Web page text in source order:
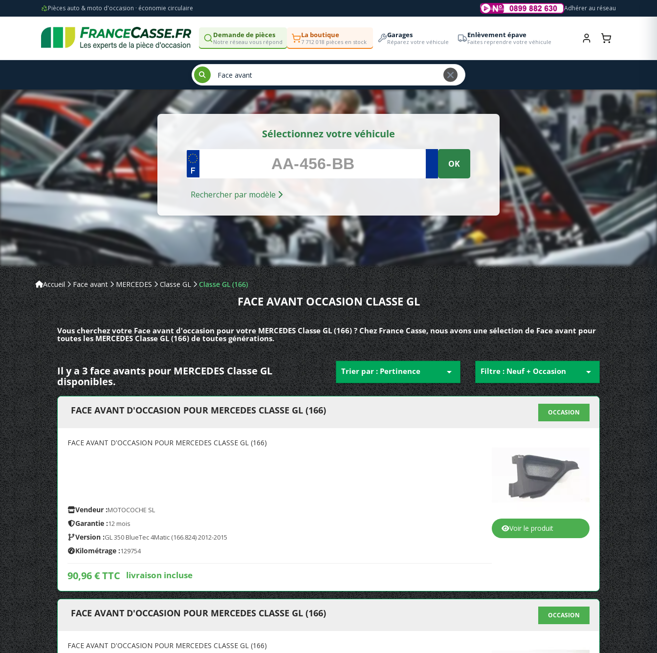
Pièces auto & moto d'occasion · économie circulaire Adhérer au réseau
Demande de pièces
Notre réseau vous répond
La boutique
7 712 018 pièces en stock
Garages
Réparez votre véhicule
Enlèvement épave
Faites reprendre votre véhicule
Sélectionnez votre véhicule
OK
Rechercher par modèle
Accueil Face avant MERCEDES Classe GL Classe GL (166)
FACE AVANT OCCASION CLASSE GL
Vous cherchez votre Face avant d'occasion pour votre MERCEDES Classe GL (166) ? Chez France Casse, nous avons une sélection de Face avant pour
toutes les MERCEDES Classe GL (166) de toutes générations.
Il y a 3 face avants pour MERCEDES Classe GL
disponibles.
Trier par : Pertinence  Filtre : Neuf + Occasion 
FACE AVANT D'OCCASION POUR MERCEDES CLASSE GL (166) OCCASION
FACE AVANT D'OCCASION POUR MERCEDES CLASSE GL (166)
Vendeur :MOTOCOCHE SL
Garantie :12 mois
Version :GL 350 BlueTec 4Matic (166.824) 2012-2015
Kilométrage :129754
90,96 € TTC livraison incluse
Voir le produit
FACE AVANT D'OCCASION POUR MERCEDES CLASSE GL (166) OCCASION
FACE AVANT D'OCCASION POUR MERCEDES CLASSE GL (166)